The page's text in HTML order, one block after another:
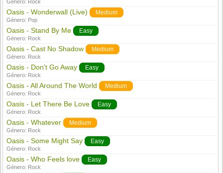
Género: Rock
Oasis - Wonderwall (Live) Medium
Género: Pop
Oasis - Stand By Me Easy
Género: Rock
Oasis - Cast No Shadow Medium
Género: Rock
Oasis - Don't Go Away Easy
Género: Rock
Oasis - All Around The World Medium
Género: Rock
Oasis - Let There Be Love Easy
Género: Rock
Oasis - Whatever Medium
Género: Rock
Oasis - Some Might Say Easy
Género: Rock
Oasis - Who Feels love Easy
Género: Rock